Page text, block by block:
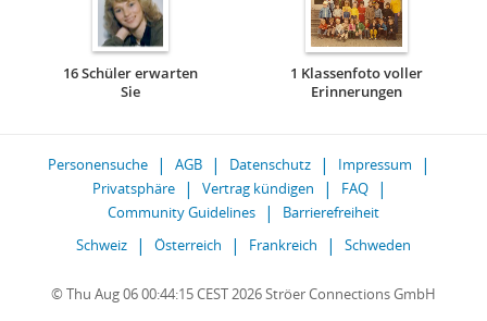
16 Schüler erwarten
Sie
1 Klassenfoto voller
Erinnerungen
Personensuche AGB Datenschutz
Impressum
Privatsphäre
Vertrag kündigen
FAQ
Community Guidelines
Barrierefreiheit
Schweiz
Österreich Frankreich Schweden
© Thu Aug 06 00:44:15 CEST 2026 Ströer Connections GmbH